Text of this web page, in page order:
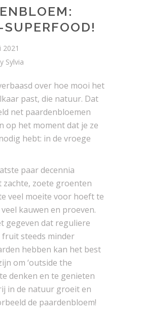
2021
Sylvia
over hoe mooi het
past, die natuur. Dat
net paardenbloemen
op het moment dat je ze
hebt: in de vroege
paar decennia
zachte, zoete groenten
veel moeite voor hoeft te
kauwen en proeven.
gegeven dat reguliere
steeds minder
hebben kan het best
om ‘outside the
denken en te genieten
in de natuur groeit en
de paardenbloem!